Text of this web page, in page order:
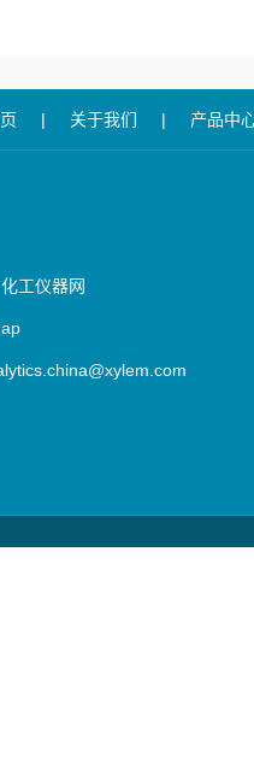
| 关于我们 | 产品中
化工仪器网